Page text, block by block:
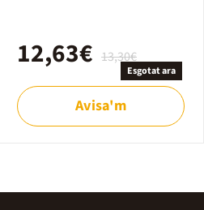
13,30€
12,63€ Esgotat ara
Avisa'm